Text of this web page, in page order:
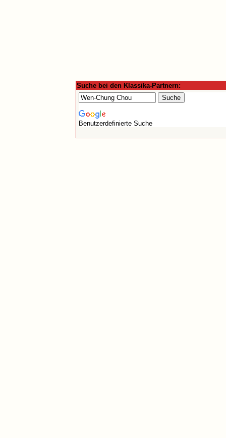
Suche bei den Klassika-Partnern:
Benutzerdefinierte Suche